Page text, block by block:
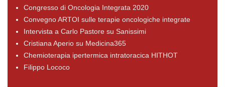
Congresso di Oncologia Integrata 2020
Convegno ARTOI sulle terapie oncologiche integrate
Intervista a Carlo Pastore su Sanissimi
Cristiana Aperio su Medicina365
Chemioterapia ipertermica intratoracica HITHOT
Filippo Lococo